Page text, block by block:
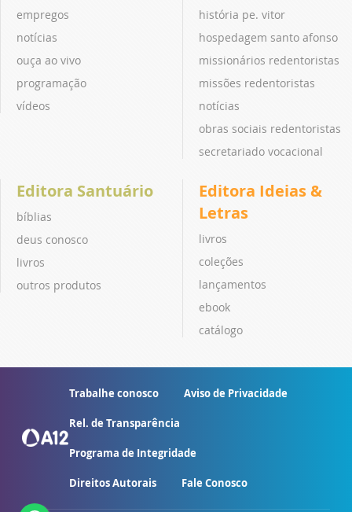
empregos
notícias
ouça ao vivo
programação
vídeos
história pe. vitor
hospedagem santo afonso
missionários redentoristas
missões redentoristas
notícias
obras sociais redentoristas
secretariado vocacional
Editora Santuário
bíblias
deus conosco
livros
outros produtos
Editora Ideias &
Letras
livros
coleções
lançamentos
ebook
catálogo
Trabalhe conosco Aviso de Privacidade
Rel. de Transparência
Programa de Integridade
Direitos Autorais Fale Conosco